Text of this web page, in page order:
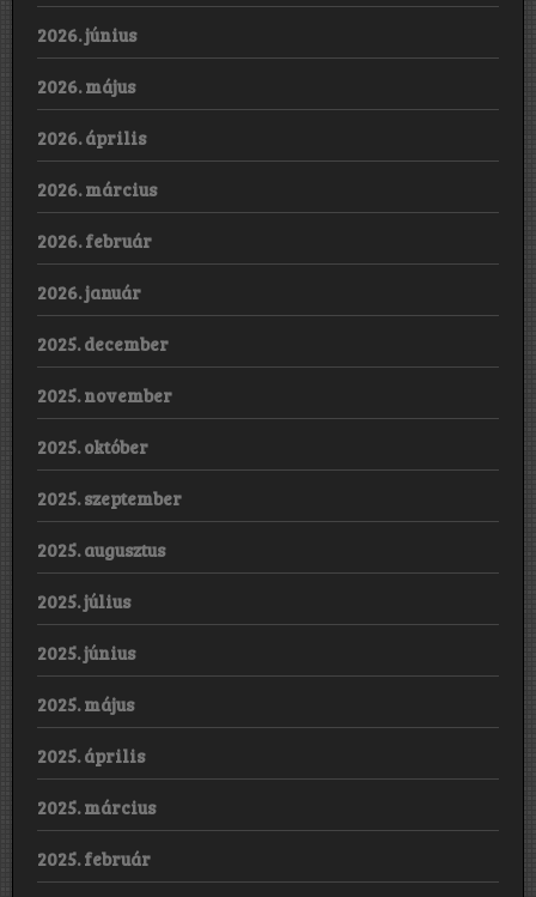
2026. június
2026. május
2026. április
2026. március
2026. február
2026. január
2025. december
2025. november
2025. október
2025. szeptember
2025. augusztus
2025. július
2025. június
2025. május
2025. április
2025. március
2025. február